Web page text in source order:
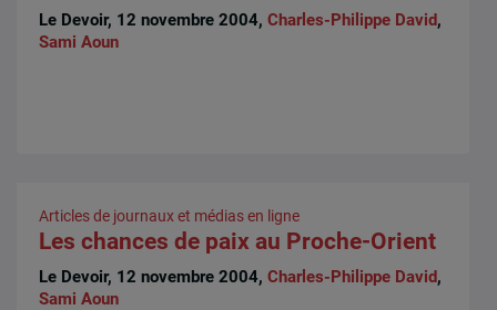
Le Devoir, 12 novembre 2004,Charles-Philippe David,
Sami Aoun
Articles de journaux et médias en ligne
Les chances de paix au Proche-Orient
Le Devoir, 12 novembre 2004,Charles-Philippe David,
Sami Aoun